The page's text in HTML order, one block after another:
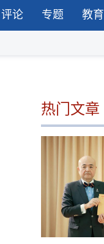
评论 专题 教育
热门文章